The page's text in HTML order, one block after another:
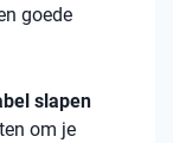
goede
slapen
om je